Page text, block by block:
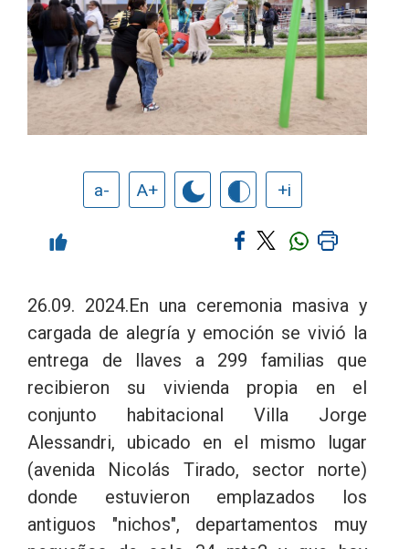
a- A+ +i
26.09. 2024.En una ceremonia masiva y
cargada de alegría y emoción se vivió la
entrega de llaves a 299 familias que
recibieron su vivienda propia en el
conjunto habitacional Villa Jorge
Alessandri, ubicado en el mismo lugar
(avenida Nicolás Tirado, sector norte)
donde estuvieron emplazados los
antiguos "nichos", departamentos muy